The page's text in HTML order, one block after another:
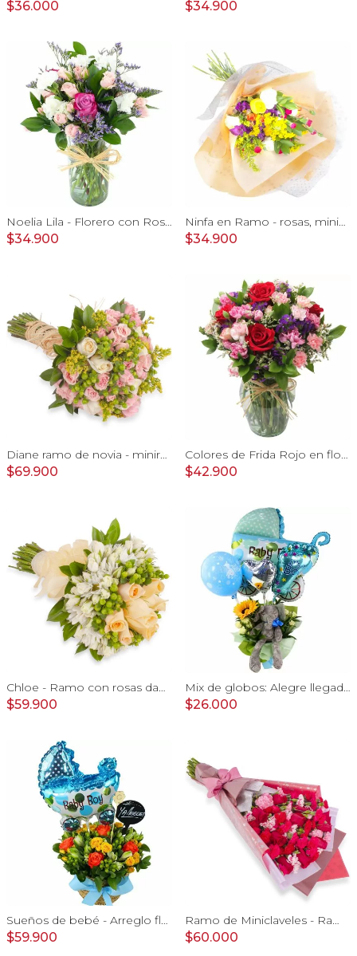
$36.000 $34.900
Noelia Lila - Florero con Rosas, mini rosas, mini claveles y limonium
$34.900
Ninfa en Ramo - rosas, miniclaveles y astromelias
$34.900
Diane ramo de novia - minirosas rosadas, rosas blancas, e hypericum verde
$69.900
Colores de Frida Rojo en florero - Ánfora con rosas, claveles, estate y limonium
$42.900
Chloe - Ramo con rosas damasco, hypericum verde y minirosas blanco
$59.900
Mix de globos: Alegre llegada Baby Boy
$26.000
Sueños de bebé - Arreglo floral para nacimiento de niño en canasto con globo y pizarra
$59.900
Ramo de Miniclaveles - Ramo de flores extendido con miniclaveles y rosas rojas
$60.000